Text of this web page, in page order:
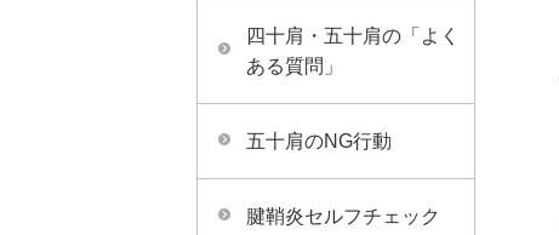
四十肩・五十肩の「よく
ある質問」
五十肩のNG行動
腱鞘炎セルフチェック